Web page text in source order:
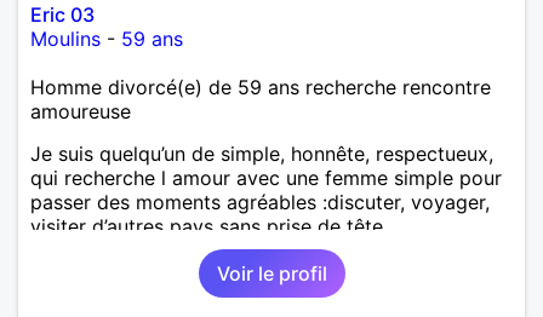
Eric 03
Moulins - 59 ans
Homme divorcé(e) de 59 ans recherche rencontre
amoureuse
Je suis quelqu’un de simple, honnête, respectueux,
qui recherche l amour avec une femme simple pour
passer des moments agréables :discuter, voyager,
visiter d’autres pays sans prise de tête.
Voir le profil